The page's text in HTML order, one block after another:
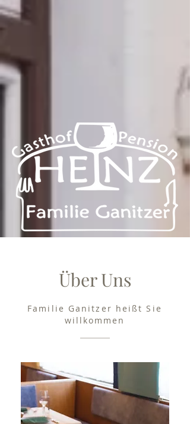
Über Uns
Familie Ganitzer heißt Sie
willkommen